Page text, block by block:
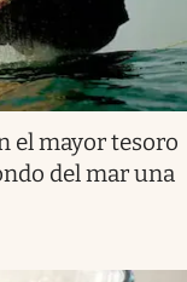
el mayor tesoro
del mar una